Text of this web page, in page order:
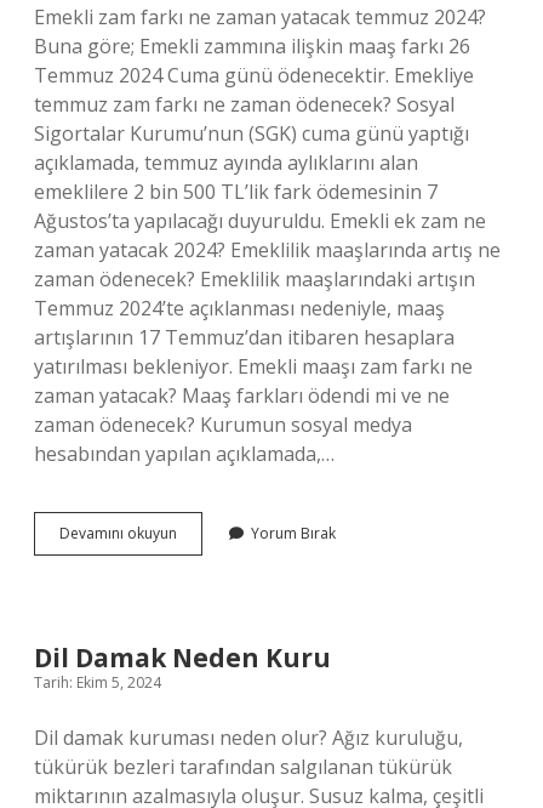
Emekli zam farkı ne zaman yatacak temmuz 2024?
Buna göre; Emekli zammına ilişkin maaş farkı 26
Temmuz 2024 Cuma günü ödenecektir. Emekliye
temmuz zam farkı ne zaman ödenecek? Sosyal
Sigortalar Kurumu’nun (SGK) cuma günü yaptığı
açıklamada, temmuz ayında aylıklarını alan
emeklilere 2 bin 500 TL’lik fark ödemesinin 7
Ağustos’ta yapılacağı duyuruldu. Emekli ek zam ne
zaman yatacak 2024? Emeklilik maaşlarında artış ne
zaman ödenecek? Emeklilik maaşlarındaki artışın
Temmuz 2024’te açıklanması nedeniyle, maaş
artışlarının 17 Temmuz’dan itibaren hesaplara
yatırılması bekleniyor. Emekli maaşı zam farkı ne
zaman yatacak? Maaş farkları ödendi mi ve ne
zaman ödenecek? Kurumun sosyal medya
hesabından yapılan açıklamada,…
Devamını okuyun
Maaş
Zaman
Yorum Bırak
Dil Damak Neden Kuru
Tarih: Ekim 5, 2024
Dil damak kuruması neden olur? Ağız kuruluğu,
tükürük bezleri tarafından salgılanan tükürük
miktarının azalmasıyla oluşur. Susuz kalma, çeşitli